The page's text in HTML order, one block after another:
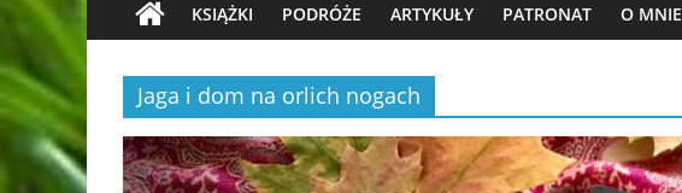
KSIĄŻKI PODRÓŻE ARTYKUŁY PATRONAT O MNIE
Jaga i dom na orlich nogach